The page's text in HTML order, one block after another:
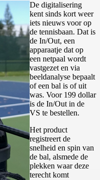
De digitalisering
kent sinds kort weer
iets nieuws voor op
de tennisbaan. Dat is
de In/Out, een
apparaatje dat op
een netpaal wordt
vastgezet en via
beeldanalyse bepaalt
of een bal is of uit
was. Voor 199 dollar
is de In/Out in de
VS te bestellen.
Het product
registreert de
snelheid en spin van
de bal, alsmede de
plekken waar deze
terecht komt